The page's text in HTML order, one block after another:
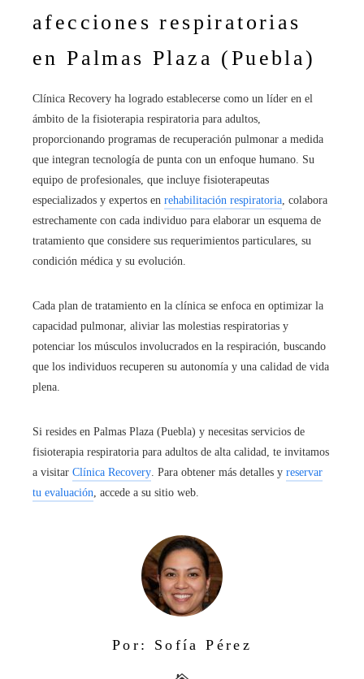
afecciones respiratorias
en Palmas Plaza (Puebla)
Clínica Recovery ha logrado establecerse como un líder en el
ámbito de la fisioterapia respiratoria para adultos,
proporcionando programas de recuperación pulmonar a medida
que integran tecnología de punta con un enfoque humano. Su
equipo de profesionales, que incluye fisioterapeutas
especializados y expertos en rehabilitación respiratoria, colabora
estrechamente con cada individuo para elaborar un esquema de
tratamiento que considere sus requerimientos particulares, su
condición médica y su evolución.
Cada plan de tratamiento en la clínica se enfoca en optimizar la
capacidad pulmonar, aliviar las molestias respiratorias y
potenciar los músculos involucrados en la respiración, buscando
que los individuos recuperen su autonomía y una calidad de vida
plena.
Si resides en Palmas Plaza (Puebla) y necesitas servicios de
fisioterapia respiratoria para adultos de alta calidad, te invitamos
a visitar Clínica Recovery. Para obtener más detalles y reservar
tu evaluación, accede a su sitio web.
Por: Sofía Pérez